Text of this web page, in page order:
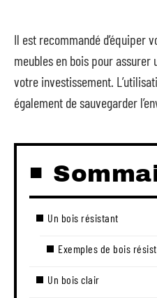
Il est recommandé d’équiper
meubles en bois pour
votre investissement.
également de sauvegarder
Un bois résistant
Exemples de bois
Un bois clair